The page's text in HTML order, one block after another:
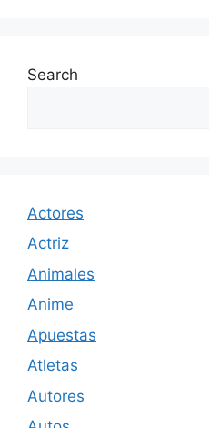
Search
Actores
Actriz
Animales
Anime
Apuestas
Atletas
Autores